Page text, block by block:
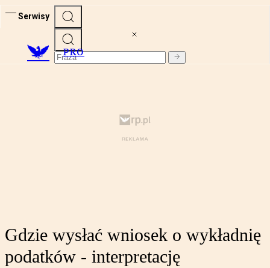
Serwisy
PRO
Gdzie wysłać wniosek o wykładnię
podatków - interpretację